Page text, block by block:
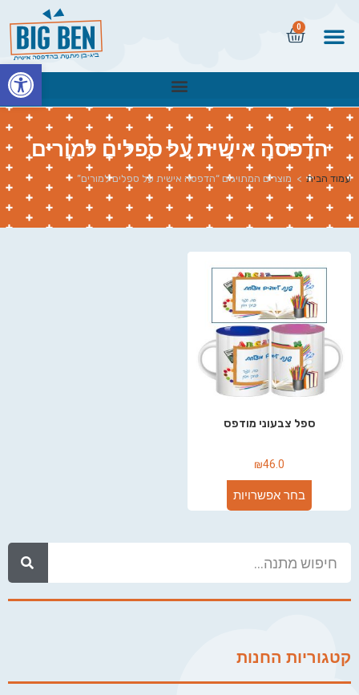
0
הדפסה אישית על ספלים למורים
עמוד הבית > מוצרים המתויגים “הדפסה אישית על ספלים למורים”
קטגוריות החנות
ספל צבעוני מודפס
₪46.0
בחר אפשרויות